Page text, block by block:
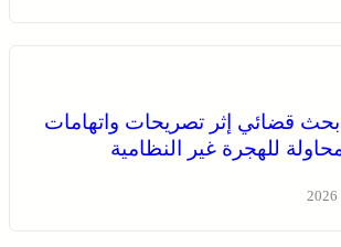
قضائي إثر تصريحات واتهامات
للهجرة غير النظامية